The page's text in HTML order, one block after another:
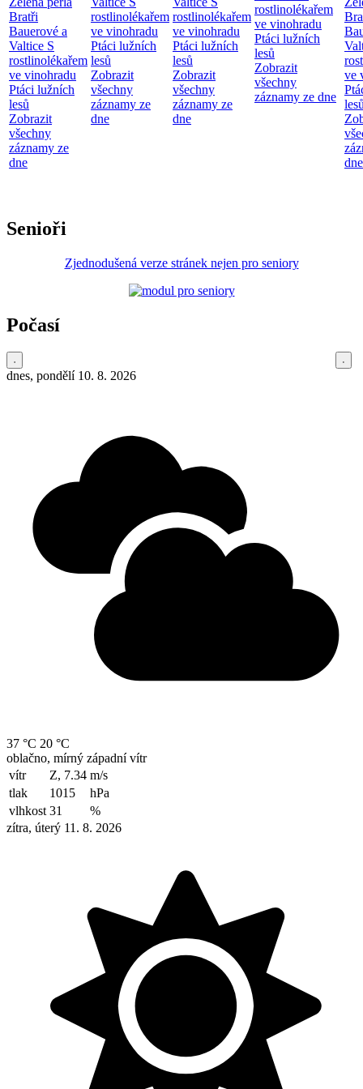
Bratři
Bauerové a
Valtice S
rostlinolékařem
ve vinohradu
Ptáci lužních
lesů
Zobrazit
všechny
záznamy ze
dne
rostlinolékařem
ve vinohradu
Ptáci lužních
lesů
Zobrazit
všechny
záznamy ze
dne
rostlinolékařem
ve vinohradu
Ptáci lužních
lesů
Zobrazit
všechny
záznamy ze
dne
rostlinolékařem
ve vinohradu
Ptáci lužních
lesů
Zobrazit
všechny
záznamy ze dne
ve
dne
Senioři
Zjednodušená verze stránek nejen pro seniory
Počasí
dnes, pondělí 10. 8. 2026
37 °C 20 °C
oblačno, mírný západní vítr
vítr
Z, 7.34 m/s
tlak
1015
hPa
vlhkost 31
%
zítra, úterý 11. 8. 2026